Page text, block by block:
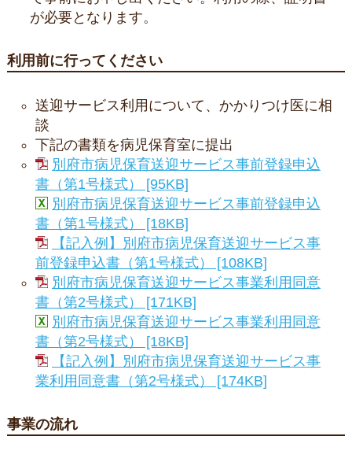
が必要となります。
利用前に行ってください
送迎サービス利用について、かかりつけ医に相
談
下記の書類を病児保育室に提出
別府市病児保育送迎サービス事前登録申込
書（第1号様式） [95KB]
別府市病児保育送迎サービス事前登録申込
書（第1号様式） [18KB]
【記入例】別府市病児保育送迎サービス事
前登録申込書（第1号様式） [108KB]
別府市病児保育送迎サービス事業利用同意
書（第2号様式） [171KB]
別府市病児保育送迎サービス事業利用同意
書（第2号様式） [18KB]
【記入例】別府市病児保育送迎サービス事
業利用同意書（第2号様式） [174KB]
事業の流れ